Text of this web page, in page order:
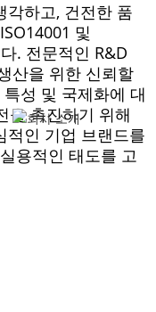
각하고, 건전한 품
및
. 전문적인 R&D
산을 위한 신뢰할
성 및 국제화에 대
을 촉진하기 위해
적인 기업 브랜드를
용적인 태도를 고